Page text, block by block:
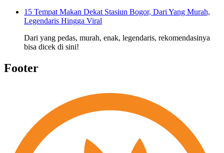
15 Tempat Makan Dekat Stasiun Bogor, Dari Yang Murah,
Legendaris Hingga Viral
Dari yang pedas, murah, enak, legendaris, rekomendasinya
bisa dicek di sini!
Footer